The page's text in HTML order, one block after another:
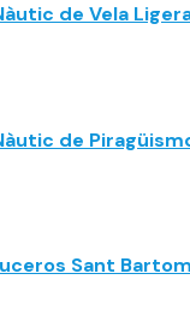
de Vela
de
Sant